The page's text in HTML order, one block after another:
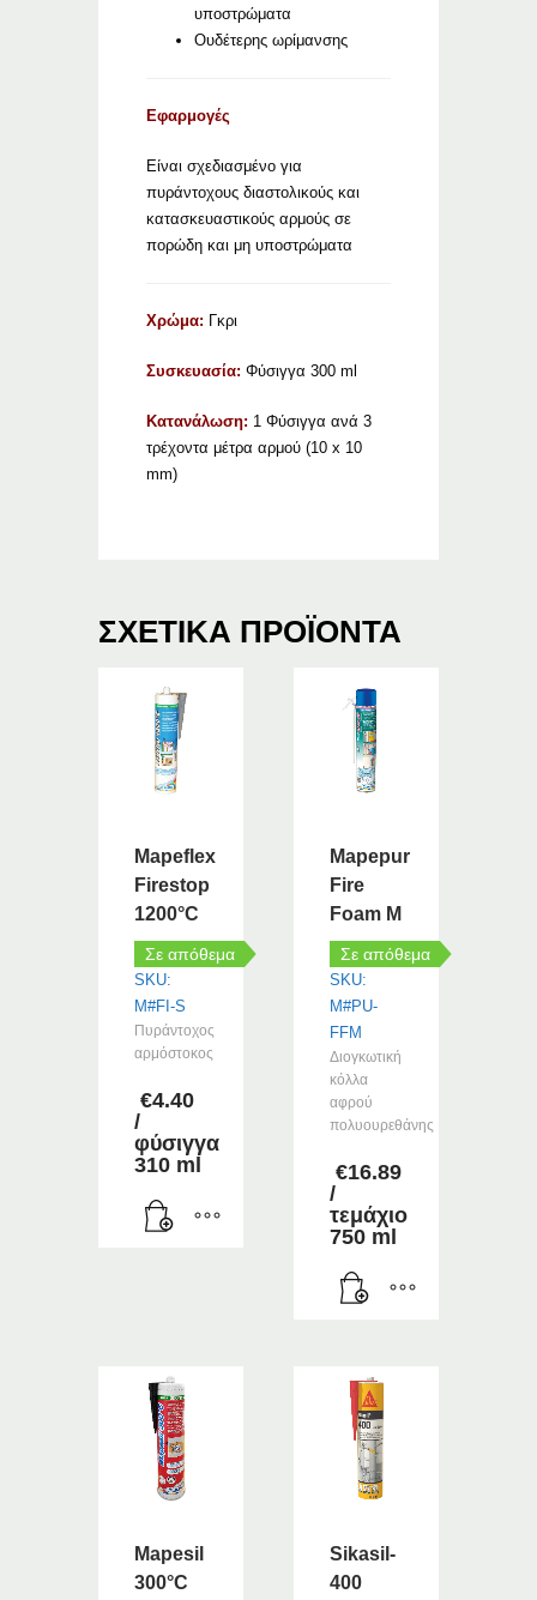
υποστρώματα
Ουδέτερης ωρίμανσης
Εφαρμογές
Είναι σχεδιασμένο για
πυράντοχους διαστολικούς και
κατασκευαστικούς αρμούς σε
πορώδη και μη υποστρώματα
Χρώμα: Γκρι
Συσκευασία: Φύσιγγα 300 ml
Κατανάλωση: 1 Φύσιγγα ανά 3
τρέχοντα μέτρα αρμού (10 x 10
mm)
ΣΧΕΤΙΚΆ ΠΡΟΪΌΝΤΑ
Mapeflex
Firestop
1200°C
Σε απόθεμα
SKU:
M#FI-S
Πυράντοχος
αρμόστοκος
€4.40
/
φύσιγγα
310 ml
Mapepur
Fire
Foam M
Σε απόθεμα
SKU:
M#PU-
FFM
Διογκωτική
κόλλα
αφρού
πολυουρεθάνης
€16.89
/
τεμάχιο
750 ml
Mapesil
300°C
Sikasil-
400